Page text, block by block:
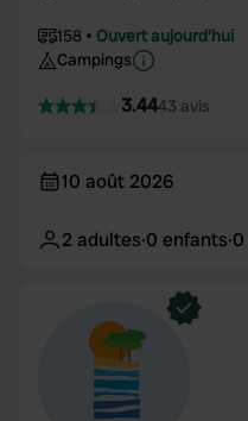
158
Ouvert aujourd'hui
Campings
3.4443 avis
10 août 2026
2 adultes·0 enfants·0